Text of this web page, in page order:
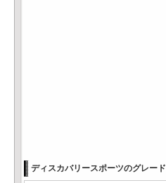
ディスカバリースポーツのグレード